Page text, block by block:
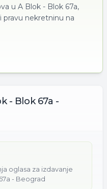
u A Blok - Blok 67a,
pravu nekretninu na
- Blok 67a -
oglasa za izdavanje
- Beograd